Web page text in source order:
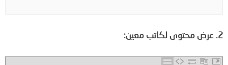
2. عرض محتوى لكاتب معين: